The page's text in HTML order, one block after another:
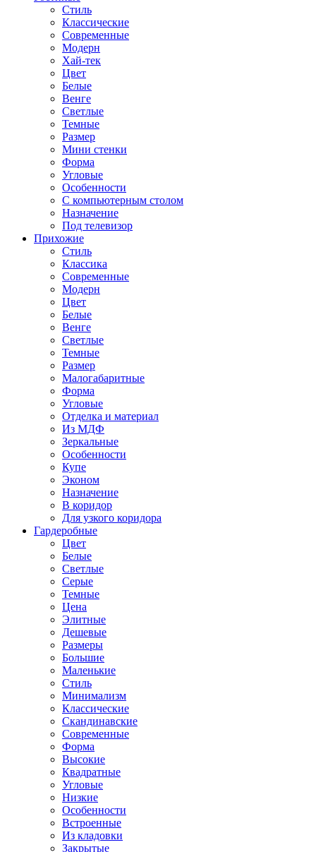
Стиль
Классические
Современные
Модерн
Хай-тек
Цвет
Белые
Венге
Светлые
Темные
Размер
Мини стенки
Форма
Угловые
Особенности
С компьютерным столом
Назначение
Под телевизор
Прихожие
Стиль
Классика
Современные
Модерн
Цвет
Белые
Венге
Светлые
Темные
Размер
Малогабаритные
Форма
Угловые
Отделка и материал
Из МДФ
Зеркальные
Особенности
Купе
Эконом
Назначение
В коридор
Для узкого коридора
Гардеробные
Цвет
Белые
Светлые
Серые
Темные
Цена
Элитные
Дешевые
Размеры
Большие
Маленькие
Стиль
Минимализм
Классические
Скандинавские
Современные
Форма
Высокие
Квадратные
Угловые
Низкие
Особенности
Встроенные
Из кладовки
Закрытые